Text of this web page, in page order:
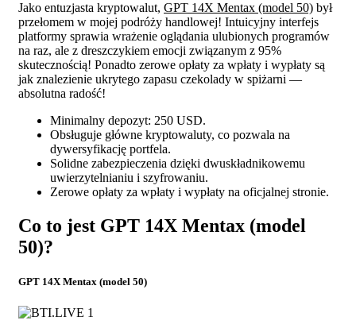
Jako entuzjasta kryptowalut, GPT 14X Mentax (model 50) był
przełomem w mojej podróży handlowej! Intuicyjny interfejs
platformy sprawia wrażenie oglądania ulubionych programów
na raz, ale z dreszczykiem emocji związanym z 95%
skutecznością! Ponadto zerowe opłaty za wpłaty i wypłaty są
jak znalezienie ukrytego zapasu czekolady w spiżarni —
absolutna radość!
Minimalny depozyt: 250 USD.
Obsługuje główne kryptowaluty, co pozwala na
dywersyfikację portfela.
Solidne zabezpieczenia dzięki dwuskładnikowemu
uwierzytelnianiu i szyfrowaniu.
Zerowe opłaty za wpłaty i wypłaty na oficjalnej stronie.
Co to jest GPT 14X Mentax (model
50)?
GPT 14X Mentax (model 50)